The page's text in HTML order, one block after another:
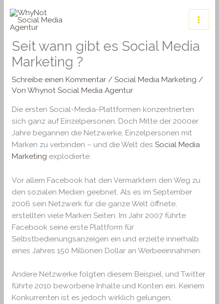
Inhalt
springen
Seit wann gibt es Social Media
Marketing ?
Schreibe einen Kommentar / Social Media Marketing /
Von Whynot Social Media Agentur
Die ersten Social-Media-Plattformen konzentrierten
sich ganz auf Einzelpersonen. Doch Mitte der 2000er
Jahre begannen die Netzwerke, Einzelpersonen mit
Marken zu verbinden – und die Welt des Social Media
Marketing explodierte.
Vor allem Facebook hat den Vermarktern den Weg zu
den sozialen Medien geebnet. Als es im September
2006 sein Netzwerk für die ganze Welt öffnete,
erstellten viele Marken Seiten. Im Jahr 2007 führte
Facebook seine erste Plattform für
Selbstbedienungsanzeigen ein und erzielte innerhalb
eines Jahres 150 Millionen Dollar an Werbeeinnahmen.
Andere Netzwerke folgten diesem Beispiel, und Twitter
führte 2010 beworbene Inhalte und Konten ein. Keinem
Konkurrenten ist es jedoch wirklich gelungen,